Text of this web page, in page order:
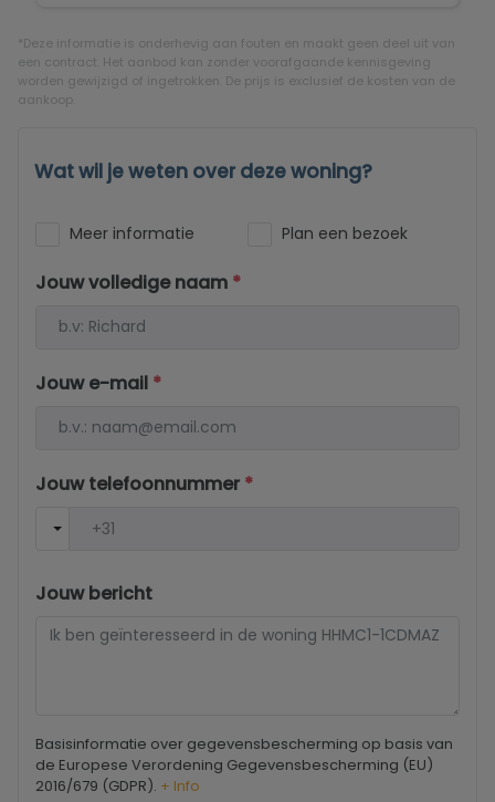
*Deze informatie is onderhevig aan fouten en maakt geen deel uit van
een contract. Het aanbod kan zonder voorafgaande kennisgeving
worden gewijzigd of ingetrokken. De prijs is exclusief de kosten van de
aankoop.
Wat wil je weten over deze woning?
Meer informatie Plan een bezoek
Jouw volledige naam *
Jouw e-mail *
Jouw telefoonnummer *
Jouw bericht
Basisinformatie over gegevensbescherming op basis van
de Europese Verordening Gegevensbescherming (EU)
2016/679 (GDPR). + Info